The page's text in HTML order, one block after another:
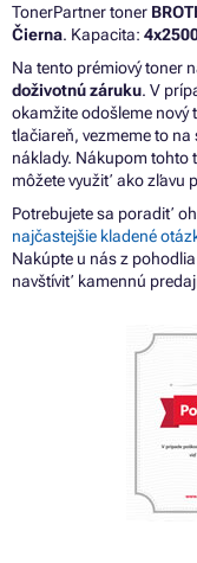
TonerPartner toner
Čierna. Kapacita:
Na tento prémiový toner
doživotnú záruku. V
okamžite odošleme nový
tlačiareň, vezmeme to
náklady. Nákupom tohto
môžete využiť ako zľavu
Potrebujete sa poradiť
najčastejšie kladené
Nakúpte u nás z
navštíviť kamennú